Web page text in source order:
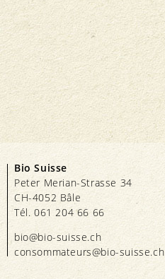
Bio Suisse
Peter Merian-Strasse 34
CH-4052 Bâle
Tél. 061 204 66 66
bio@bio-suisse.ch
consommateurs@bio-suisse.ch